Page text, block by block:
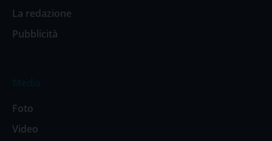
La redazione
Pubblicità
Foto
Video